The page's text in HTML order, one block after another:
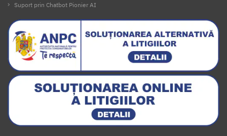
Suport prin Chatbot Pionier AI